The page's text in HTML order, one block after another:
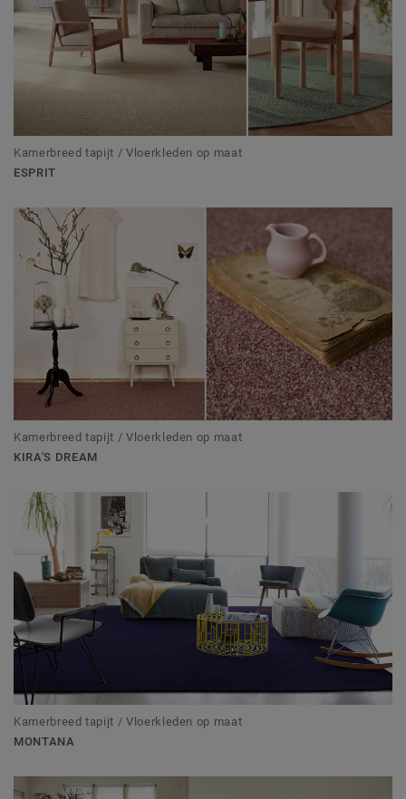
Kamerbreed tapijt / Vloerkleden op maat
ESPRIT
Kamerbreed tapijt / Vloerkleden op maat
KIRA'S DREAM
Kamerbreed tapijt / Vloerkleden op maat
MONTANA